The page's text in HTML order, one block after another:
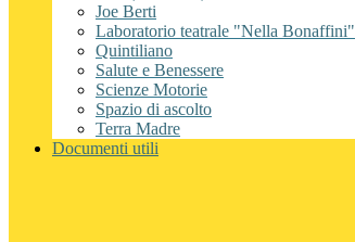
Joe Berti
Laboratorio teatrale "Nella Bonaffini"
Quintiliano
Salute e Benessere
Scienze Motorie
Spazio di ascolto
Terra Madre
Documenti utili